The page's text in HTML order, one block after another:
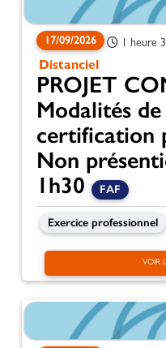
17/09/2026 1 heure
Distanciel
PROJET
Modalités
certification
Non
1h30
FAF
Exercice professionnel
VOIR